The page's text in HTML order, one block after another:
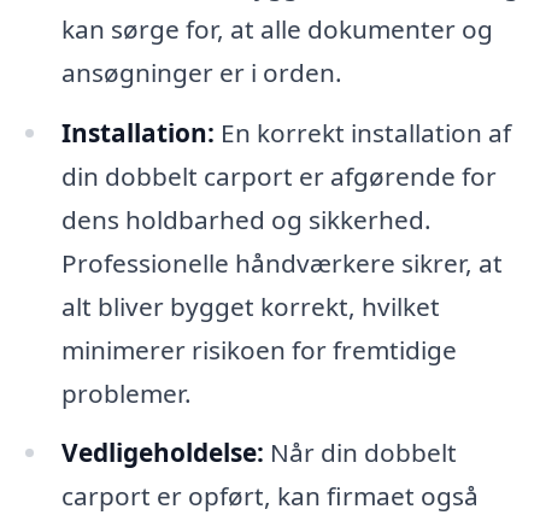
kan sørge for, at alle dokumenter og
ansøgninger er i orden.
Installation: En korrekt installation af
din dobbelt carport er afgørende for
dens holdbarhed og sikkerhed.
Professionelle håndværkere sikrer, at
alt bliver bygget korrekt, hvilket
minimerer risikoen for fremtidige
problemer.
Vedligeholdelse: Når din dobbelt
carport er opført, kan firmaet også